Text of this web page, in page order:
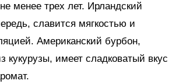
менее трех лет. Ирландский
славится мягкостью и
Американский бурбон,
кукурузы, имеет сладковатый вкус